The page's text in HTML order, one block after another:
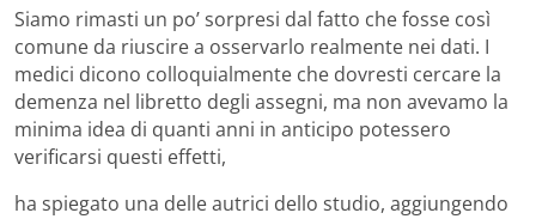
Siamo rimasti un po’ sorpresi dal fatto che fosse così
comune da riuscire a osservarlo realmente nei dati. I
medici dicono colloquialmente che dovresti cercare la
demenza nel libretto degli assegni, ma non avevamo la
minima idea di quanti anni in anticipo potessero
verificarsi questi effetti,
ha spiegato una delle autrici dello studio, aggiungendo